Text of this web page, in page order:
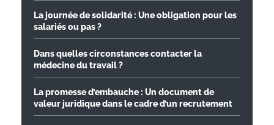
La journée de solidarité : Une obligation pour les
salariés ou pas ?
Dans quelles circonstances contacter la
médecine du travail ?
La promesse d’embauche : Un document de
valeur juridique dans le cadre d’un recrutement